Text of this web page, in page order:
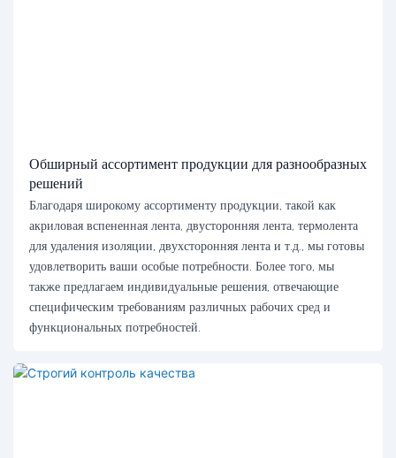
Обширный ассортимент продукции для разнообразных
решений
Благодаря широкому ассортименту продукции, такой как
акриловая вспененная лента, двусторонняя лента, термолента
для удаления изоляции, двухсторонняя лента и т.д., мы готовы
удовлетворить ваши особые потребности. Более того, мы
также предлагаем индивидуальные решения, отвечающие
специфическим требованиям различных рабочих сред и
функциональных потребностей.